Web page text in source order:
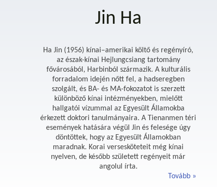
Jin Ha
Ha Jin (1956) kínai–amerikai költő és regényíró,
az észak-kínai Hejlungcsiang tartomány
fővárosából, Harbinból származik. A kulturális
forradalom idején nőtt fel, a hadseregben
szolgált, és BA- és MA-fokozatot is szerzett
különböző kínai intézményekben, mielőtt
hallgatói vízummal az Egyesült Államokba
érkezett doktori tanulmányaira. A Tienanmen téri
események hatására végül Jin és felesége úgy
döntöttek, hogy az Egyesült Államokban
maradnak. Korai versesköteteit még kínai
nyelven, de később született regényeit már
angolul írta.
Tovább